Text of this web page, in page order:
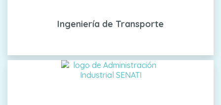
Ingeniería de Transporte